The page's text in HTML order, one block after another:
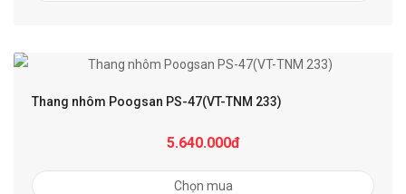
Thang nhôm Poogsan PS-47(VT-TNM 233)
5.640.000đ
Chọn mua